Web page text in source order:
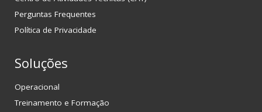
Perguntas Frequentes
Política de Privacidade
Soluções
Operacional
Treinamento e Formação